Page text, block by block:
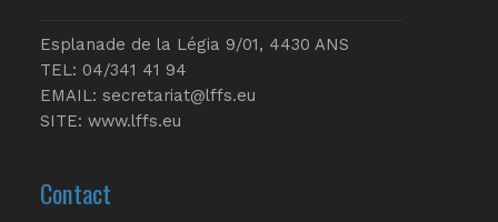
Esplanade de la Légia 9/01, 4430 ANS
TEL: 04/341 41 94
EMAIL: secretariat@lffs.eu
SITE: www.lffs.eu
Contact